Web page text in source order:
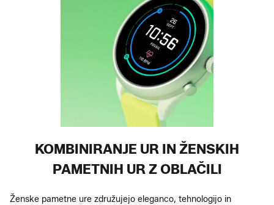
KOMBINIRANJE UR IN ŽENSKIH
PAMETNIH UR Z OBLAČILI
Ženske pametne ure združujejo eleganco, tehnologijo in